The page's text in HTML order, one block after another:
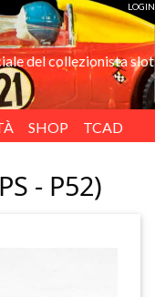
LOGIN
del collezionista slot
SHOP TCAD
- P52)